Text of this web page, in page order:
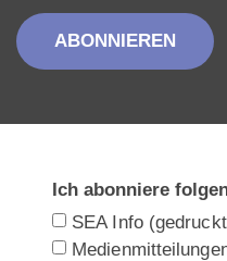
ABONNIEREN
Ich abonniere
SEA Info